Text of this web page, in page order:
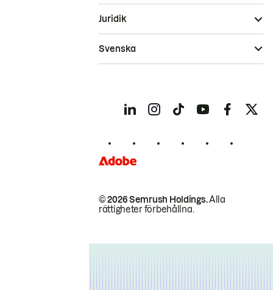
© 2026 Semrush Holdings.Alla
rättigheter förbehållna.
Juridik
Svenska